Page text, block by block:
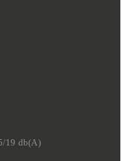
19 db(A)